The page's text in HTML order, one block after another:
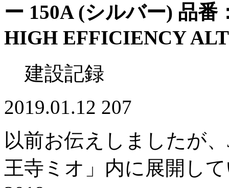
ー 150A (シルバー) 品番
HIGH EFFICIENCY
建設記録
2019.01.12 207
以前お伝えしましたが
王寺ミオ」内に展開し